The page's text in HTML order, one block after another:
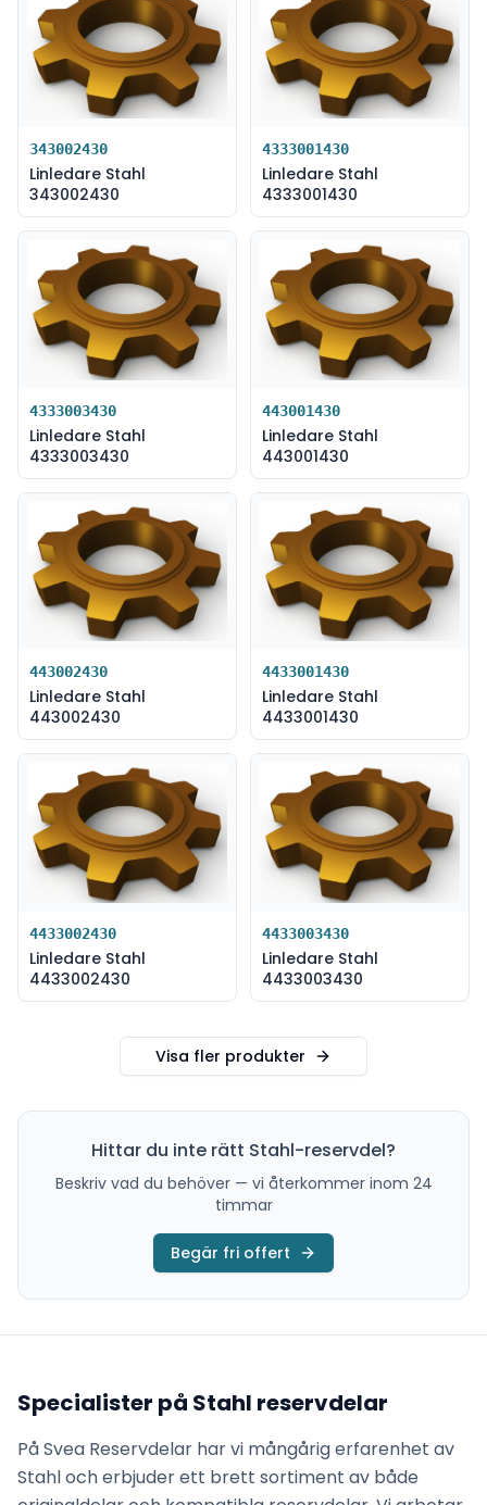
343002430
Linledare Stahl
343002430
4333001430
Linledare Stahl
4333001430
4333003430
Linledare Stahl
4333003430
443001430
Linledare Stahl
443001430
443002430
Linledare Stahl
443002430
4433001430
Linledare Stahl
4433001430
4433002430
Linledare Stahl
4433002430
4433003430
Linledare Stahl
4433003430
Visa fler produkter
Hittar du inte rätt Stahl-reservdel?
Beskriv vad du behöver — vi återkommer inom 24
timmar
Begär fri offert
Specialister på Stahl reservdelar
På Svea Reservdelar har vi mångårig erfarenhet av
Stahloch erbjuder ett brett sortiment av både